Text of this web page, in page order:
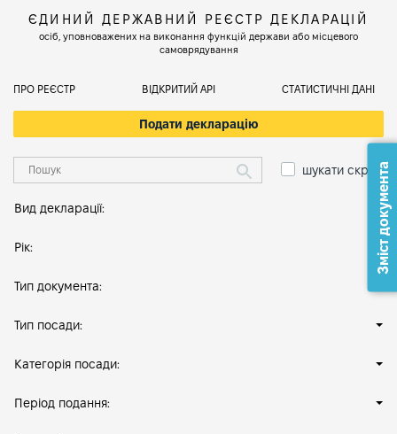
ЄДИНИЙ ДЕРЖАВНИЙ РЕЄСТР ДЕКЛАРАЦІЙ
осіб, уповноважених на виконання функцій держави або місцевого
самоврядування
ПРО РЕЄСТР ВІДКРИТИЙ АРІ СТАТИСТИЧНІ ДАНІ
Подати декларацію
шукати скрізь
Вид декларації:
Рік:
Тип документа:
Тип посади:
Категорія посади:
Період подання:
Зміст документа